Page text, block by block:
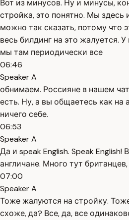
Вот из минусов. Ну и минусы,
стройка, это понятно. Мы здесь
можно так сказать, потому что
весь билдинг на это жалуется.
мы там периодически все
06:46
Speaker A
обнимаем. Россияне в нашем
есть. Ну, а вы общаетесь как на
ничего себе.
06:53
Speaker A
Да и speak English. Speak English!
англичане. Много тут британцев,
07:00
Speaker A
Тоже жалуются на стройку.
схоже, да? Все, да, все